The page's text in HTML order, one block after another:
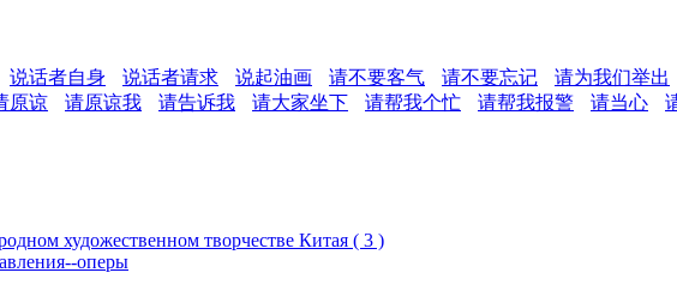
说话者自身 说话者请求 说起油画 请不要客气 请不要忘记 请为我们举出
原谅 请原谅我 请告诉我 请大家坐下 请帮我个忙 请帮我报警 请当心
художественном творчестве Китая ( 3 )
оперы